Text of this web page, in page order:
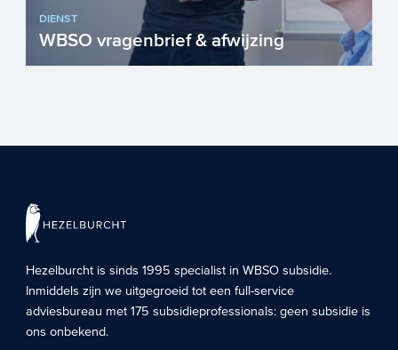
DIENST
WBSO vragenbrief & afwijzing
Hezelburcht is sinds 1995 specialist inWBSO subsidie.
Inmiddels zijn we uitgegroeid tot een full-service
adviesbureau met 175 subsidieprofessionals: geen subsidie is
ons onbekend.